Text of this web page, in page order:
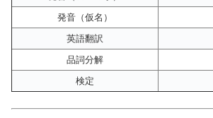
発音（仮名）
英語翻訳
品詞分解
検定